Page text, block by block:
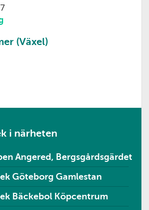
(Växel)
i närheten
Angered, Bergsgårdsgärdet
Göteborg Gamlestan
Bäckebol Köpcentrum